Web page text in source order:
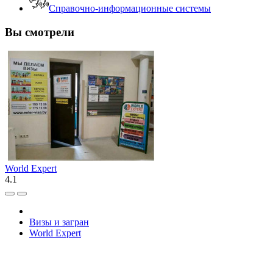
Справочно-информационные системы
Вы смотрели
World Expert
4.1
Визы и загран
World Expert